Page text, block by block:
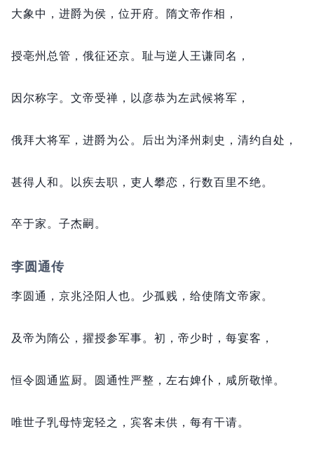
大象中， 进爵为侯， 位开府。 隋文帝作相，
授亳州总管， 俄征还京。 耻与逆人王谦同名，
因尔称字。 文帝受禅， 以彦恭为左武候将军，
俄拜大将军， 进爵为公。 后出为泽州刺史， 清约自处，
甚得人和。 以疾去职， 吏人攀恋， 行数百里不绝。
卒于家。 子杰嗣。
李圆通传
李圆通， 京兆泾阳人也。 少孤贱， 给使隋文帝家。
及帝为隋公， 擢授参军事。 初， 帝少时， 每宴客，
恒令圆通监厨。 圆通性严整， 左右婢仆， 咸所敬惮。
唯世子乳母恃宠轻之， 宾客未供， 每有干请。